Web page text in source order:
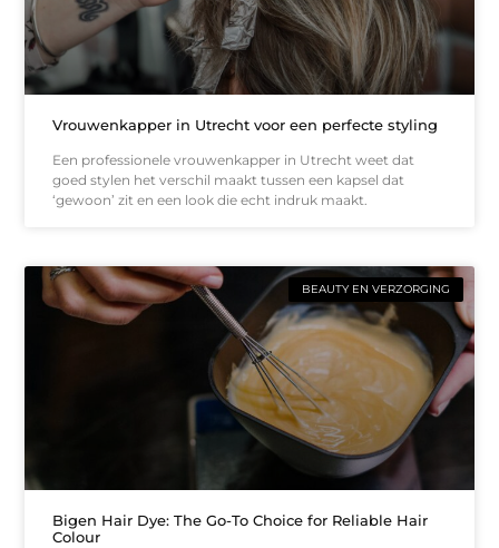
Vrouwenkapper in Utrecht voor een perfecte styling
Een professionele vrouwenkapper in Utrecht weet dat
goed stylen het verschil maakt tussen een kapsel dat
‘gewoon’ zit en een look die echt indruk maakt.
BEAUTY EN VERZORGING
Bigen Hair Dye: The Go-To Choice for Reliable Hair
Colour